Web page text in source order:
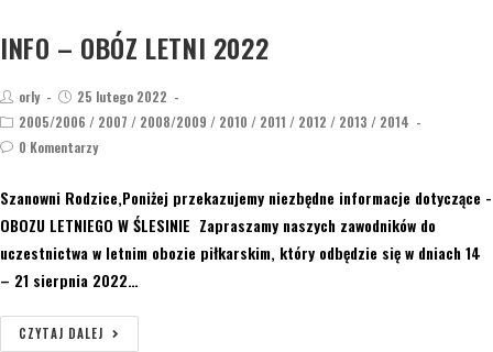
INFO – OBÓZ LETNI 2022
orly
25 lutego 2022
2005/2006 / 2007 / 2008/2009 / 2010 / 2011 / 2012 / 2013 / 2014
0 Komentarzy
Szanowni Rodzice,Poniżej przekazujemy niezbędne informacje dotyczące -
OBOZU LETNIEGO W ŚLESINIE Zapraszamy naszych zawodników do
uczestnictwa w letnim obozie piłkarskim, który odbędzie się w dniach 14
– 21 sierpnia 2022…
CZYTAJ DALEJ